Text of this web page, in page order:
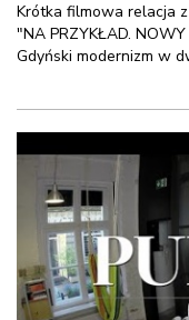
Krótka filmowa relacja
"NA PRZYKŁAD.
Gdyński modernizm w